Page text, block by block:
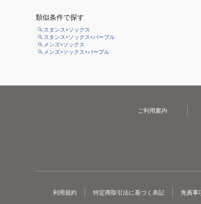
類似条件で探す
スタンス×ソックス
スタンス×ソックス×パープル
メンズ×ソックス
メンズ×ソックス×パープル
ご利用案内
利用規約 特定商取引法に基づく表記 免責事